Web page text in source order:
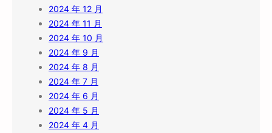
2024 年 12 月
2024 年 11 月
2024 年 10 月
2024 年 9 月
2024 年 8 月
2024 年 7 月
2024 年 6 月
2024 年 5 月
2024 年 4 月